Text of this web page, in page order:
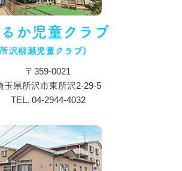
ンセプト
介
〒359-0021
玉県所沢市東所沢2-29-5
TEL. 04-2944-4032